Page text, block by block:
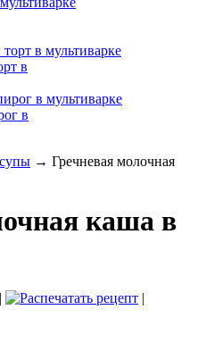
в
в
→ Гречневая молочная
каша в
| |